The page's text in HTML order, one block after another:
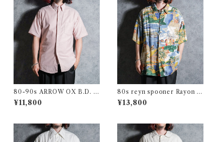
80-90s ARROW OX B.D. S
hirts アロー オックスフォー
ド 半袖 ボタンダウン シャツ
¥11,800
80s reyn spooner Rayon Al
oha Shirts レインスプーナー
レーヨン アロハシャツ
¥13,800